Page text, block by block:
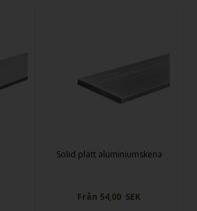
Solid platt aluminiumskena
Från 54,00 SEK